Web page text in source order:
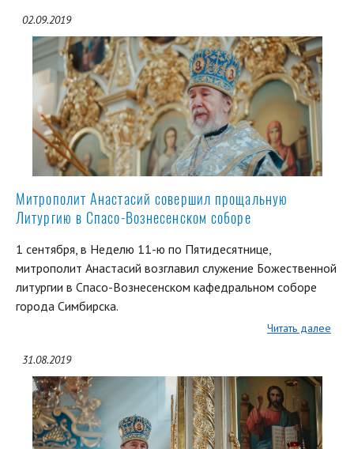
02.09.2019
Митрополит Анастасий совершил прощальную
Литургию в Спасо-Вознесенском соборе
1 сентября, в Неделю 11-ю по Пятидесятнице,
митрополит Анастасий возглавил служение Божественной
литургии в Спасо-Вознесенском кафедральном соборе
города Симбирска.
Читать далее
31.08.2019